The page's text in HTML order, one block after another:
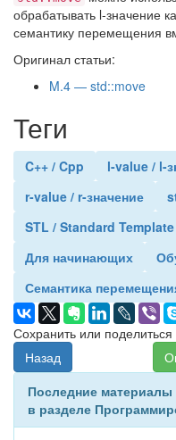
обрабатывать l-значение
семантику перемещения
Оригинал статьи:
M.4 — std::move
Теги
C++ / Cpp l-value / l-
r-value / r-значение
STL / Standard
Для начинающих
Семантика
Сохранить или поделиться
Назад
Последние материалы
в разделе